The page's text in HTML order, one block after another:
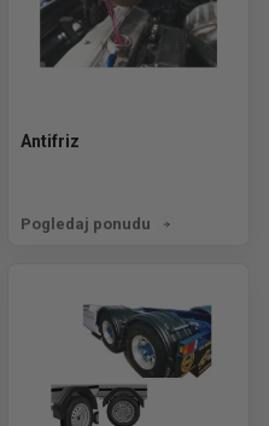
Antifriz
Pogledaj ponudu